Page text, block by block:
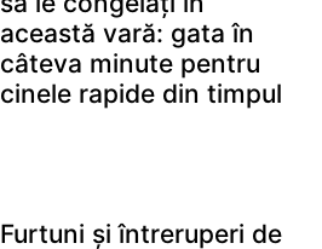
această vară: gata în
câteva minute pentru
cinele rapide din timpul
Furtuni și întreruperi de